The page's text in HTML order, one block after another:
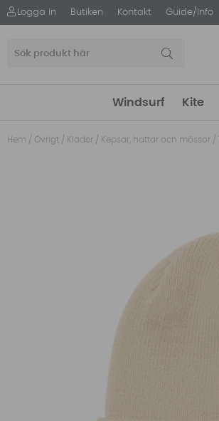
Logga in Butiken Kontakt Guide/Info
Windsurf Kite
Hem / Övrigt / Kläder / Kepsar, hattar och mössor /